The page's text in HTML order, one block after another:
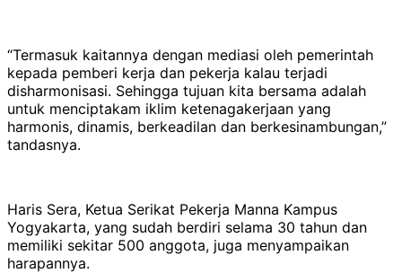
“Termasuk kaitannya dengan mediasi oleh pemerintah
kepada pemberi kerja dan pekerja kalau terjadi
disharmonisasi. Sehingga tujuan kita bersama adalah
untuk menciptakam iklim ketenagakerjaan yang
harmonis, dinamis, berkeadilan dan berkesinambungan,”
tandasnya.
Haris Sera, Ketua Serikat Pekerja Manna Kampus
Yogyakarta, yang sudah berdiri selama 30 tahun dan
memiliki sekitar 500 anggota, juga menyampaikan
harapannya.